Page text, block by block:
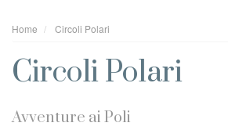
Home Circoli Polari
Circoli Polari
Avventure ai Poli